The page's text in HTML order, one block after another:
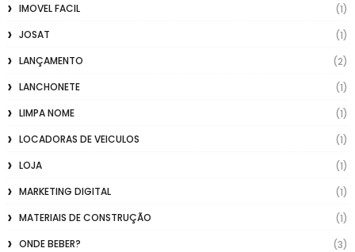
IMOVEL FACIL
(1)
JOSAT
(1)
LANÇAMENTO
(2)
LANCHONETE
(1)
LIMPA NOME
(1)
LOCADORAS DE VEICULOS
(1)
LOJA
(1)
MARKETING DIGITAL
(1)
MATERIAIS DE CONSTRUÇÃO
(1)
ONDE BEBER?
(3)